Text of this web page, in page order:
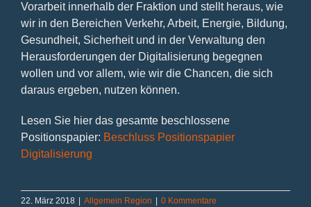
Vorarbeit innerhalb der Fraktion und stellt heraus, wie
wir in den Bereichen Verkehr, Arbeit, Energie, Bildung,
Gesundheit, Sicherheit und in der Verwaltung den
Herausforderungen der Digitalisierung begegnen
wollen und vor allem, wie wir die Chancen, die sich
daraus ergeben, nutzen können.
Lesen Sie hier das gesamte beschlossene
Positionspapier: Beschluss Positionspapier
Digitalisierung
22. März 2018 Allgemein Region 0 Kommentare